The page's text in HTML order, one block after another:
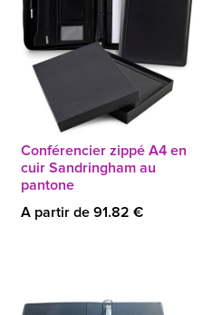
Conférencier zippé A4 en
cuir Sandringham au
pantone
A partir de 91.82 €